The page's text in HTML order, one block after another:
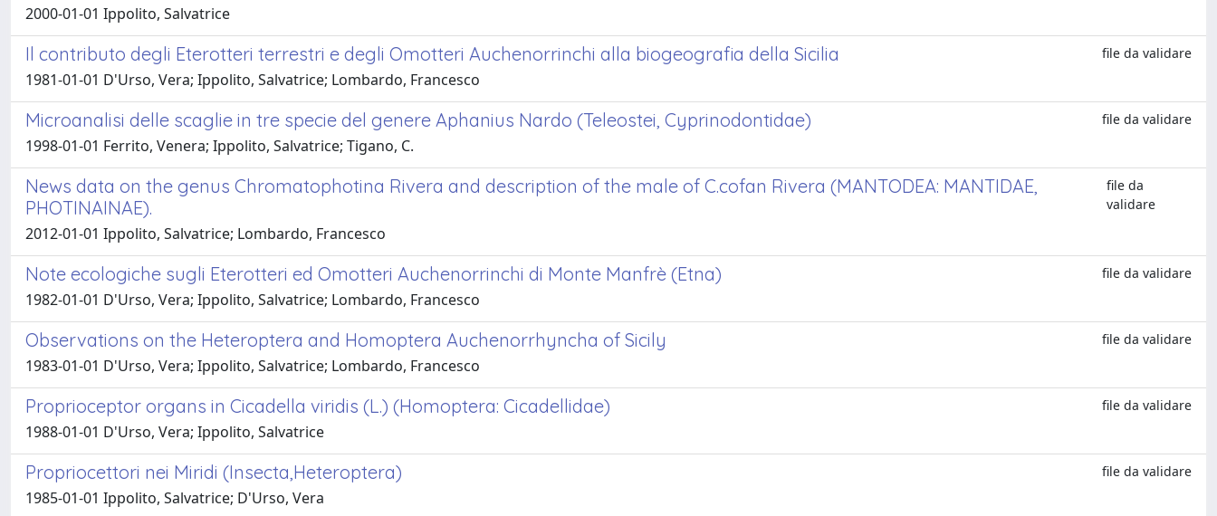
2000-01-01 Ippolito, Salvatrice
Il contributo degli Eterotteri terrestri e degli Omotteri Auchenorrinchi alla biogeografia della Sicilia file da validare
1981-01-01 D'Urso, Vera; Ippolito, Salvatrice; Lombardo, Francesco
Microanalisi delle scaglie in tre specie del genere Aphanius Nardo (Teleostei, Cyprinodontidae) file da validare
1998-01-01 Ferrito, Venera; Ippolito, Salvatrice; Tigano, C.
News data on the genus Chromatophotina Rivera and description of the male of C.cofan Rivera (MANTODEA: MANTIDAE,
PHOTINAINAE).
file da
validare
2012-01-01 Ippolito, Salvatrice; Lombardo, Francesco
Note ecologiche sugli Eterotteri ed Omotteri Auchenorrinchi di Monte Manfrè (Etna) file da validare
1982-01-01 D'Urso, Vera; Ippolito, Salvatrice; Lombardo, Francesco
Observations on the Heteroptera and Homoptera Auchenorrhyncha of Sicily file da validare
1983-01-01 D'Urso, Vera; Ippolito, Salvatrice; Lombardo, Francesco
Proprioceptor organs in Cicadella viridis (L.) (Homoptera: Cicadellidae) file da validare
1988-01-01 D'Urso, Vera; Ippolito, Salvatrice
Propriocettori nei Miridi (Insecta,Heteroptera) file da validare
1985-01-01 Ippolito, Salvatrice; D'Urso, Vera